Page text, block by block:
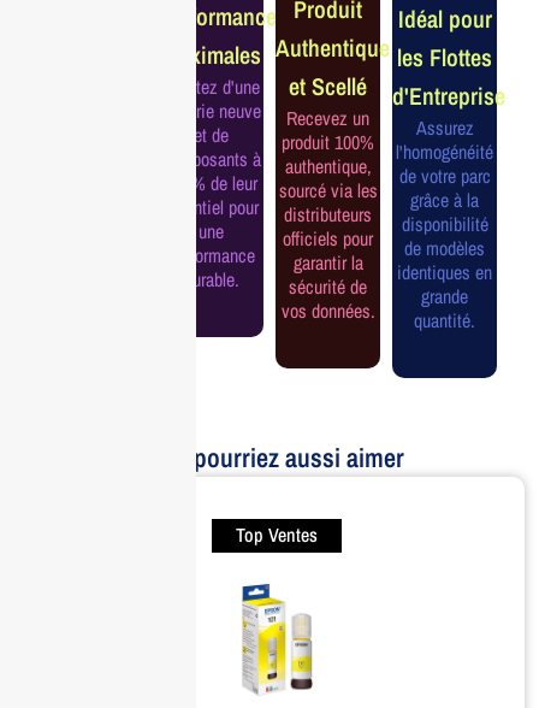
Performance
Maximales
Profitez d'une
batterie neuve
et de
composants à
100% de leur
potentiel pour
une
performance
durable.
Produit
Authentique
et Scellé
Recevez un
produit 100%
authentique,
sourcé via les
distributeurs
officiels pour
garantir la
sécurité de
vos données.
Idéal pour
les Flottes
d'Entreprise
Assurez
l'homogénéité
de votre parc
grâce à la
disponibilité
de modèles
identiques en
grande
quantité.
Vous pourriez aussi aimer
Top Ventes